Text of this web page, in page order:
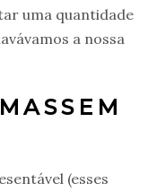
uma quantidade
a nossa
(esses